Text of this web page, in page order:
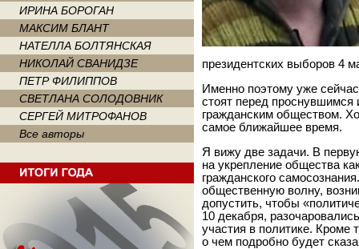
ИРИНА БОРОГАН
МАКСИМ БЛАНТ
НАТЕЛЛА БОЛТЯНСКАЯ
НИКОЛАЙ СВАНИДЗЕ
ПЕТР ФИЛИППОВ
СВЕТЛАНА СОЛОДОВНИК
СЕРГЕЙ МИТРОФАНОВ
Все авторы
президентских выборов 4
Именно поэтому уже
стоят перед
гражданским обществом.
самое ближайшее время.
Я вижу две задачи. В
на укрепление общества
гражданского
общественную волну,
допустить, чтобы
10 декабря,
участия в политике. Кроме
о чем подробно будет